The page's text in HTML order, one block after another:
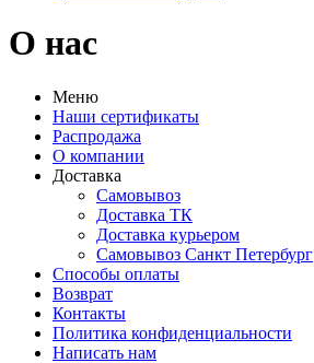
О нас
Меню
Наши сертификаты
Распродажа
О компании
Доставка
Самовывоз
Доставка ТК
Доставка курьером
Самовывоз Санкт Петербург
Способы оплаты
Возврат
Контакты
Политика конфиденциальности
Написать нам